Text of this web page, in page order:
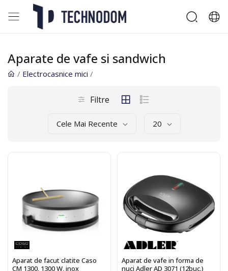
Aparate de vafe si sandwich
/ Electrocasnice mici /
Filtre
Cele Mai Recente 20
Aparat de facut clatite Caso
CM 1300, 1300 W, inox
Aparat de vafe in forma de
nuci Adler AD 3071 (12buc.)